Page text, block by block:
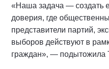
«Наша задача — создать
доверия, где
представители партий,
выборов действуют в
граждан», — подытожила